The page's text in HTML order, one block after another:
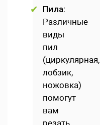
Пила:
Различные
виды
пил
(циркулярная,
лобзик,
ножовка)
помогут
вам
резать